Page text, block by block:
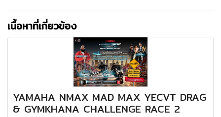
เนื้อหาที่เกี่ยวข้อง
YAMAHA NMAX MAD MAX YECVT DRAG
& GYMKHANA CHALLENGE RACE 2